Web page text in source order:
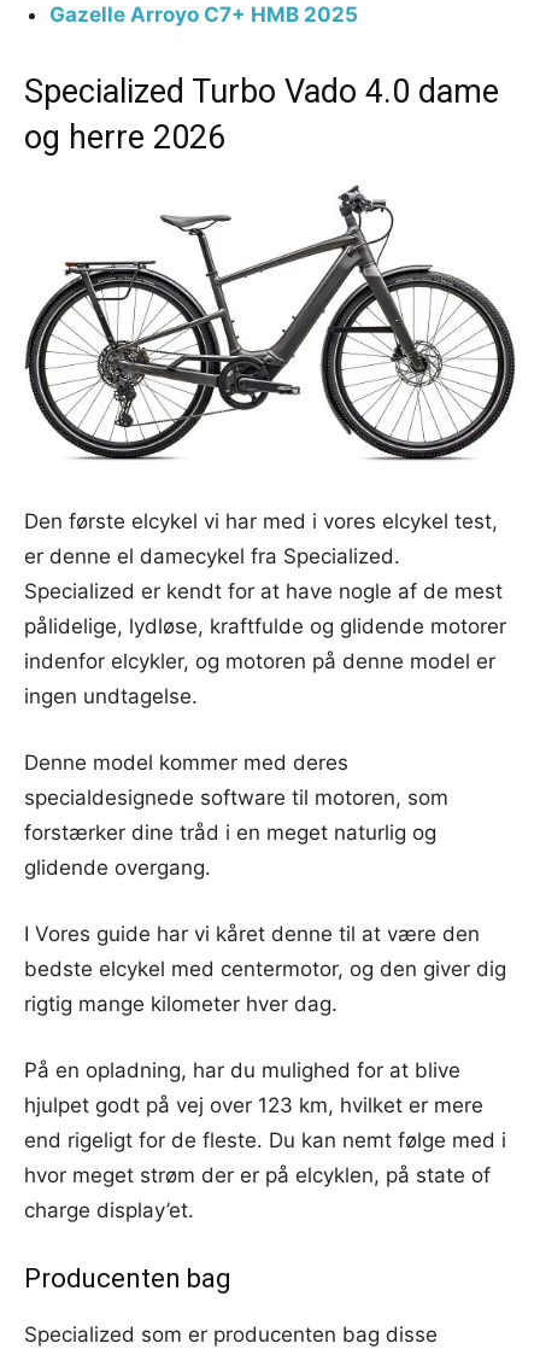
Gazelle Arroyo C7+ HMB 2025
Specialized Turbo Vado 4.0 dame
og herre 2026
Den første elcykel vi har med i vores elcykel test,
er denne el damecykel fra Specialized.
Specialized er kendt for at have nogle af de mest
pålidelige, lydløse, kraftfulde og glidende motorer
indenfor elcykler, og motoren på denne model er
ingen undtagelse.
Denne model kommer med deres
specialdesignede software til motoren, som
forstærker dine tråd i en meget naturlig og
glidende overgang.
I Vores guide har vi kåret denne til at være den
bedste elcykel med centermotor, og den giver dig
rigtig mange kilometer hver dag.
På en opladning, har du mulighed for at blive
hjulpet godt på vej over 123 km, hvilket er mere
end rigeligt for de fleste. Du kan nemt følge med i
hvor meget strøm der er på elcyklen, på state of
charge display’et.
Producenten bag
Specialized som er producenten bag disse